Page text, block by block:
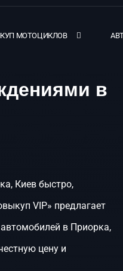
МОТОЦИКЛОВ
в
Киев быстро,
VIP» предлагает
в Приорка,
цену и